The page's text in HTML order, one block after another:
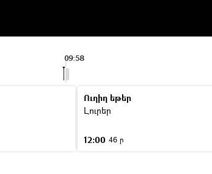
09:58
Ուղիղ եթեր
Լուրեր
12:00 46 ր